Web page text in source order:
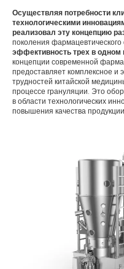
Осуществляя потребности
технологическими
реализовал эту концепцию
поколения
эффективность трех в одном
концепции современной
предоставляет комплексное
трудностей китайской
процессе грануляции. Это
в области технологических
повышения качества